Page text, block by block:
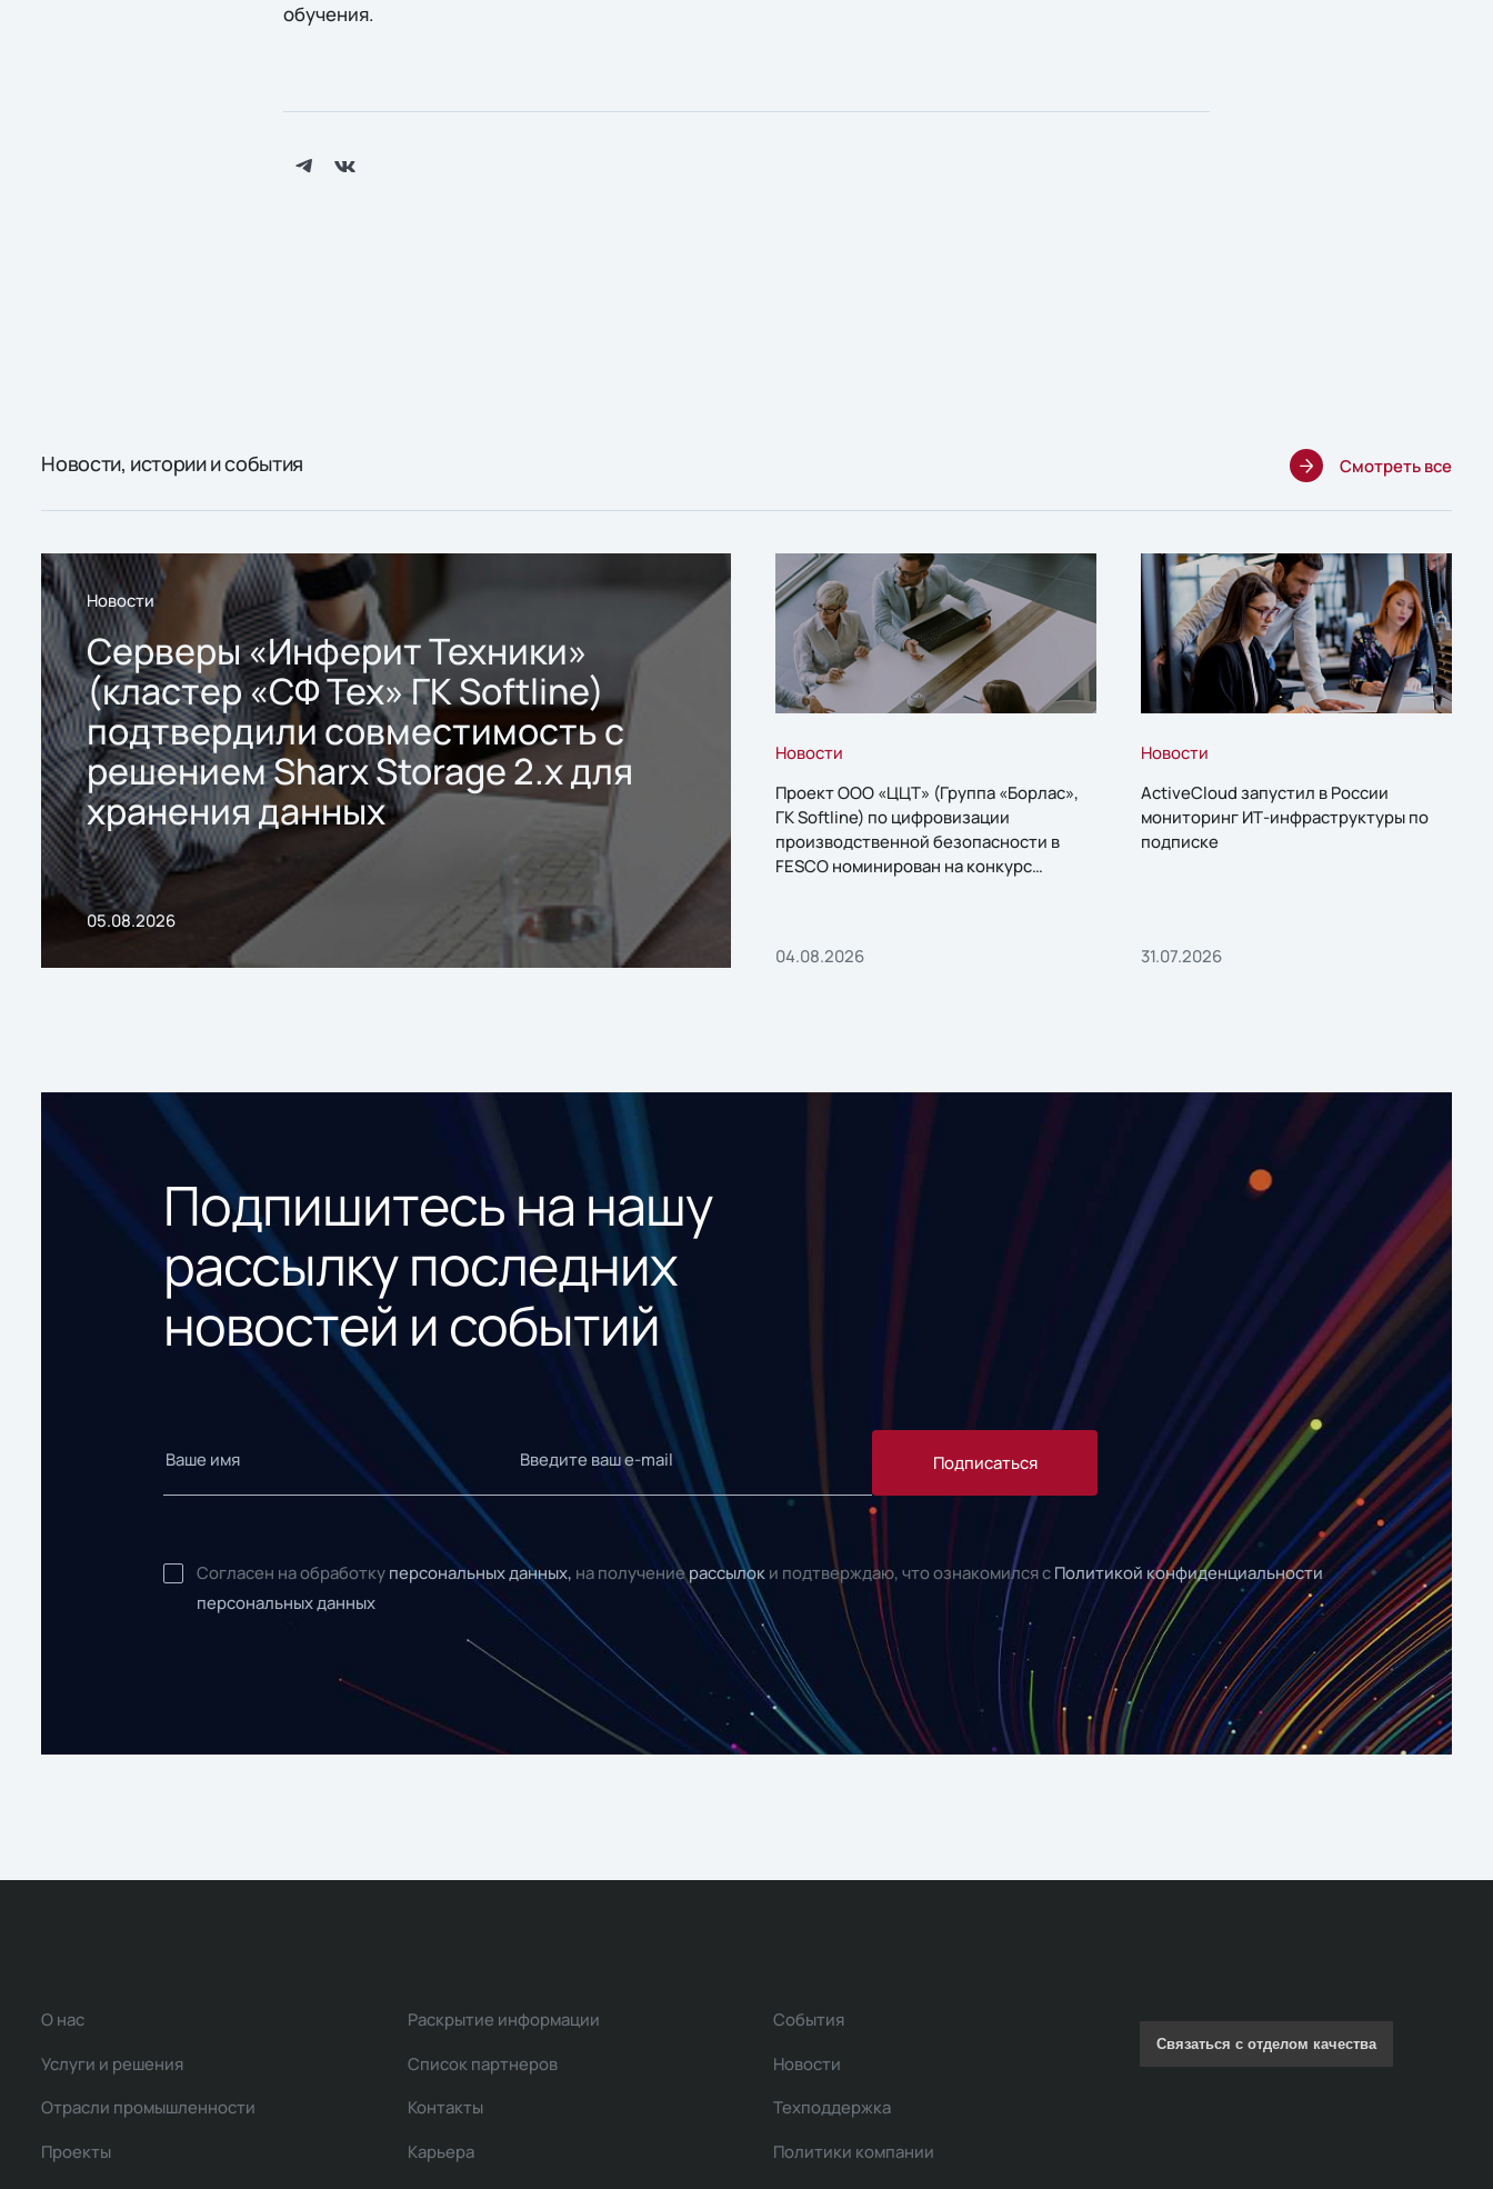
обучения.
Новости, истории и события Смотреть все
Новости
Серверы «Инферит Техники»
(кластер «СФ Тех» ГК Softline)
подтвердили совместимость с
решением Sharx Storage 2.x для
хранения данных
05.08.2026
Новости
Проект ООО «ЦЦТ» (Группа «Борлас»,
ГК Softline) по цифровизации
производственной безопасности в
FESCO номинирован на конкурс
04.08.2026
Новости
ActiveCloud запустил в России
мониторинг ИТ-инфраструктуры по
подписке
31.07.2026
Подпишитесь на нашу
рассылку последних
новостей и событий
Подписаться
Согласен на обработку персональных данных, на получениерассылок и подтверждаю, что ознакомился с Политикой конфиденциальности
персональных данных
О нас
Услуги и решения
Отрасли промышленности
Проекты
Раскрытие информации
Список партнеров
Контакты
Карьера
События
Новости
Техподдержка
Политики компании
Связаться с отделом качества